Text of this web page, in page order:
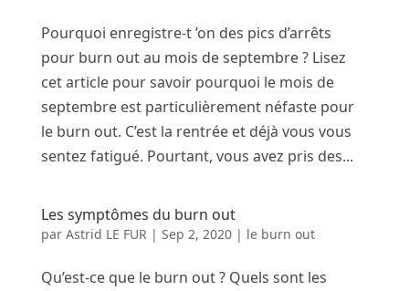
Pourquoi enregistre-t ’on des pics d’arrêts
pour burn out au mois de septembre ? Lisez
cet article pour savoir pourquoi le mois de
septembre est particulièrement néfaste pour
le burn out. C’est la rentrée et déjà vous vous
sentez fatigué. Pourtant, vous avez pris des...
Les symptômes du burn out
par Astrid LE FUR| Sep 2, 2020| le burn out
Qu’est-ce que le burn out ? Quels sont les